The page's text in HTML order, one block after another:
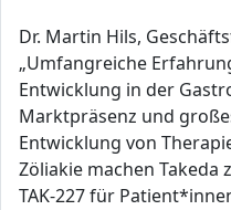
Dr. Martin Hils,
„Umfangreiche
Entwicklung in der
Marktpräsenz und
Entwicklung von
Zöliakie machen Takeda
TAK-227 für